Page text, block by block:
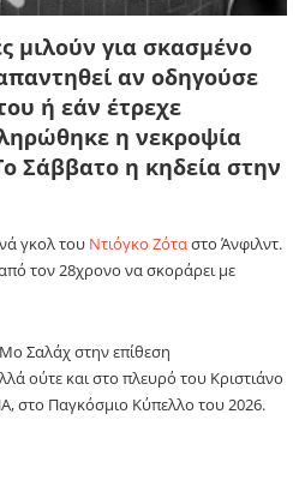
μιλούν για σκασμένο
αν οδηγούσε
ή εάν έτρεχε
η νεκροψία
Σάββατο η κηδεία στην
γκολ του Ντιόγκο Ζόταστο Άνφιλντ.
τον 28χρονο να σκοράρει με
Σαλάχ στην επίθεση
ούτε και στο πλευρό του Κριστιάνο
στο Παγκόσμιο Κύπελλο του 2026.